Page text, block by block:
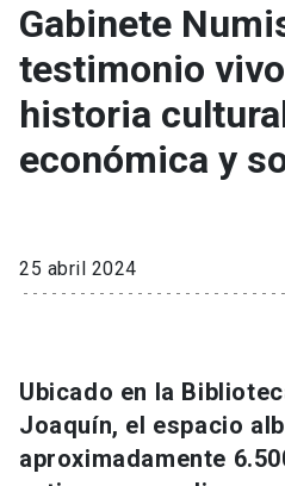
institutos
Investigación
Internacionalización launch
Vinculación
Información para keyboard_arrow_down
Futuros estudiantes
Go to english site launch
Gabinete
testimonio
historia
económica y
25 abril 2024
Ubicado en la
Joaquín, el espacio
aproximadamente